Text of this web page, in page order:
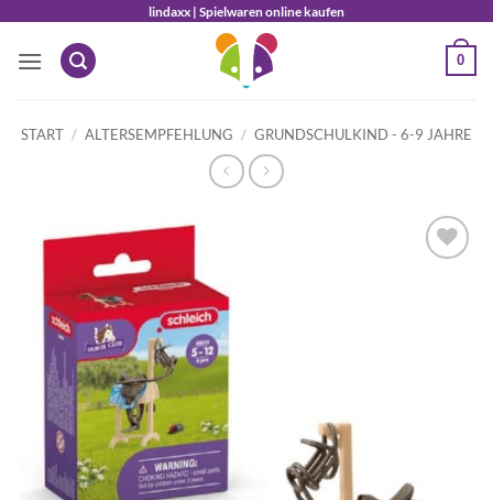
springen
lindaxx | Spielwaren online kaufen
0
START / ALTERSEMPFEHLUNG / GRUNDSCHULKIND - 6-9 JAHRE